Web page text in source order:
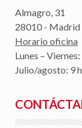
Almagro, 31
28010 - Madrid
Horario oficina
Lunes – Viernes:
Julio/agosto: 9